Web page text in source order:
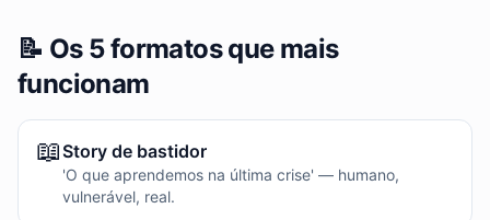
📝 Os 5 formatos que mais
funcionam
📖Story de bastidor
'O que aprendemos na última crise' — humano,
vulnerável, real.